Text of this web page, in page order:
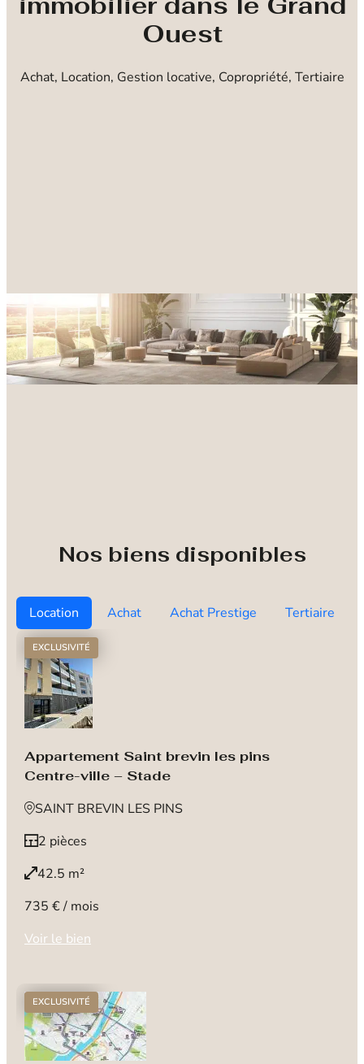
Ouest
Achat, Location, Gestion locative, Copropriété, Tertiaire
Nos biens disponibles
Location Achat Achat Prestige Tertiaire
EXCLUSIVITÉ
Appartement Saint brevin les pins
Centre-ville – Stade
SAINT BREVIN LES PINS
2 pièces
42.5 m²
735 € / mois
Voir le bien
EXCLUSIVITÉ